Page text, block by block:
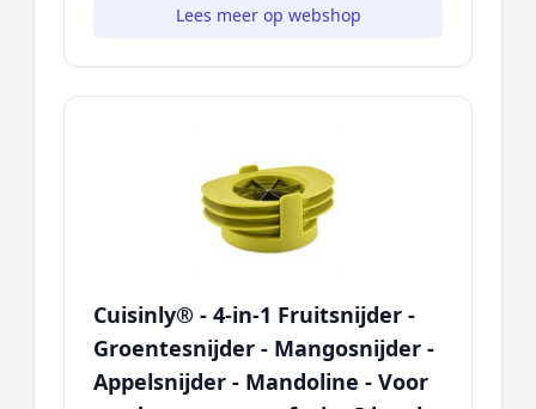
Lees meer op webshop
Cuisinly® - 4-in-1 Fruitsnijder -
Groentesnijder - Mangosnijder -
Appelsnijder - Mandoline - Voor